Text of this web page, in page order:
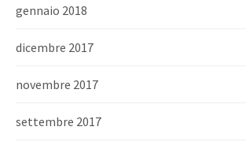
gennaio 2018
dicembre 2017
novembre 2017
settembre 2017